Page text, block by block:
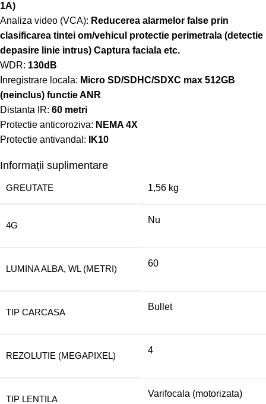
1A)
Analiza video (VCA): Reducerea alarmelor false prin
clasificarea tintei om/vehicul protectie perimetrala (detectie
depasire linie intrus) Captura faciala etc.
WDR: 130dB
Inregistrare locala: Micro SD/SDHC/SDXC max 512GB
(neinclus) functie ANR
Distanta IR: 60 metri
Protectie anticoroziva: NEMA 4X
Protectie antivandal:
IK10
Informații suplimentare
GREUTATE 1,56 kg
4G
Nu
LUMINA ALBA, WL (METRI)
60
TIP CARCASA
Bullet
REZOLUTIE (MEGAPIXEL)
4
TIP LENTILA
Varifocala (motorizata)